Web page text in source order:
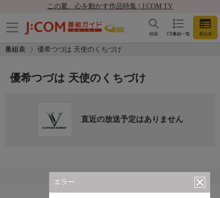
この夏、心を動かす作品特集 | J:COM TV
CS番組一覧 番組表
検索
番組表 優希つづは 天使のくちづけ
エラー
優希つづは 天使のくちづけ
直近の放送予定はありません